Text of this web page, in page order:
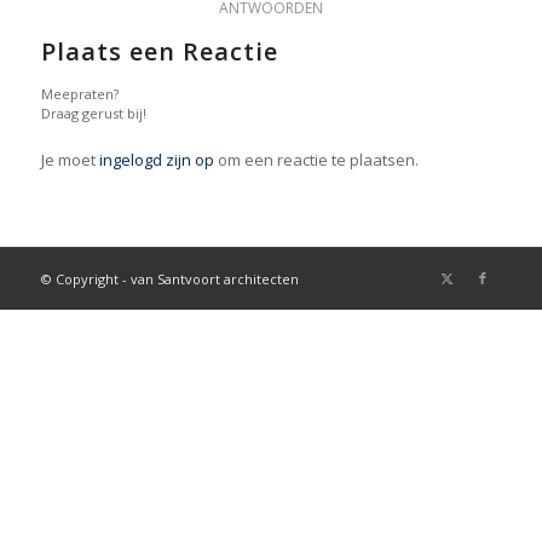
ANTWOORDEN
Plaats een Reactie
Meepraten?
Draag gerust bij!
Je moetingelogd zijn op om een reactie te plaatsen.
© Copyright - van Santvoort architecten